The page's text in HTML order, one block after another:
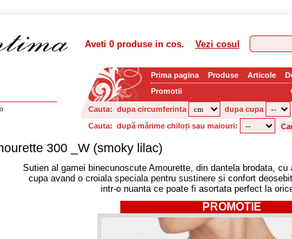
Aveti 0 produsein cos. Vezi cosul
Prima pagina Produse Articole
Promotii
Cauta: dupa circumferinta dupa cupa
Cauta: după mărime chiloți sau maiouri:
300 _W (smoky lilac)
Sutien al gamei binecunoscute Amourette, din dantela brodata,
cupa avand o croiala speciala pentru sustinere si confort
intr-o nuanta ce poate fi asortata perfect la
PROMOTIE